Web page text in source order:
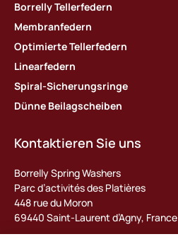
Borrelly Tellerfedern
Membranfedern
Optimierte Tellerfedern
Linearfedern
Spiral-Sicherungsringe
Dünne Beilagscheiben
Kontaktieren Sie uns
Borrelly Spring Washers
Parc d’activités des Platières
448 rue du Moron
69440 Saint-Laurent d’Agny, France